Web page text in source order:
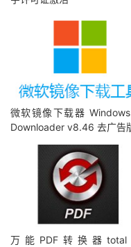
微软镜像下载器 Windows
Downloader v8.46 去广告
万能PDF转换器total